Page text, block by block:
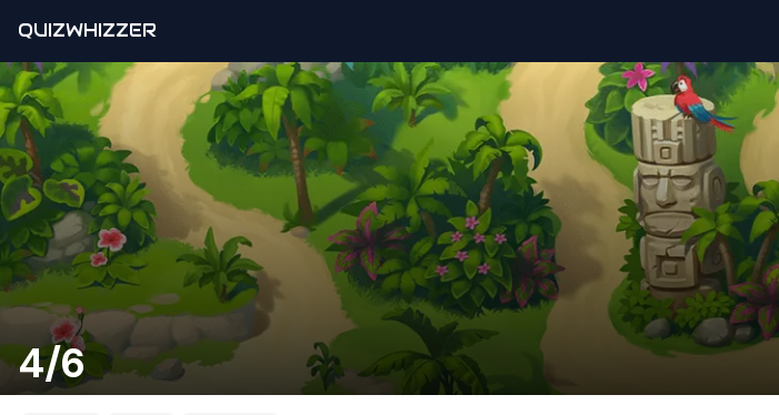
QUIZWHIZZER
4/6